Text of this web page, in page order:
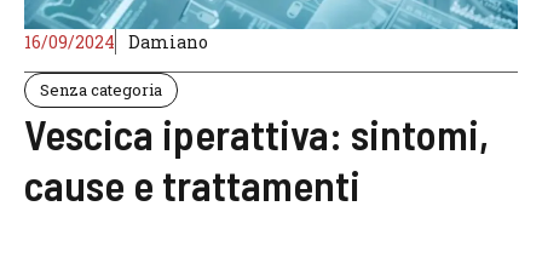
16/09/2024 Damiano
Senza categoria
Vescica iperattiva: sintomi,
cause e trattamenti